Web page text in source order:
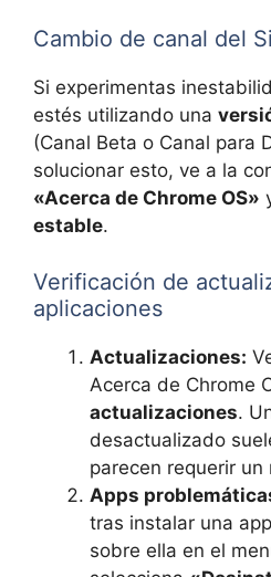
Cambio de canal del
Si experimentas
estés utilizando una
(Canal Beta o Canal para
solucionar esto, ve a la
«Acerca de Chrome OS»
estable.
Verificación de
aplicaciones
Actualizaciones:
Acerca de Chrome
actualizaciones.
desactualizado
parecen requerir un
Apps
tras instalar una
sobre ella en el